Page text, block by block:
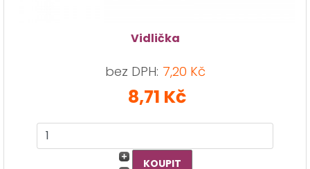
Vidlička
bez DPH: 7,20 Kč
8,71 Kč